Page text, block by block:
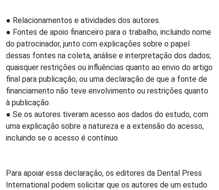
● Relacionamentos e atividades dos autores.
● Fontes de apoio financeiro para o trabalho, incluindo nome
do patrocinador, junto com explicações sobre o papel
dessas fontes na coleta, análise e interpretação dos dados;
quaisquer restrições ou influências quanto ao envio do artigo
final para publicação; ou uma declaração de que a fonte de
financiamento não teve envolvimento ou restrições quanto
à publicação.
● Se os autores tiveram acesso aos dados do estudo, com
uma explicação sobre a natureza e a extensão do acesso,
incluindo se o acesso é contínuo.
Para apoiar essa declaração, os editores da Dental Press
International podem solicitar que os autores de um estudo